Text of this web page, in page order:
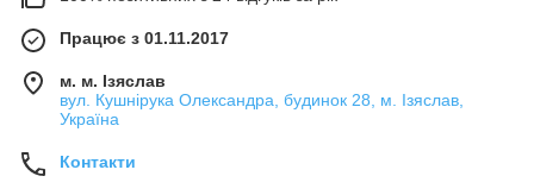
сприяє міграції елементів відразу до коріння. Це дозволяє
рослині більш ефективно використовувати добриво і
зменшити втрати на додаткове внесення.
Працює з 01.11.2017
м. м. Ізяслав
вул. Кушнірука Олександра, будинок 28, м. Ізяслав,
Україна
Контакти